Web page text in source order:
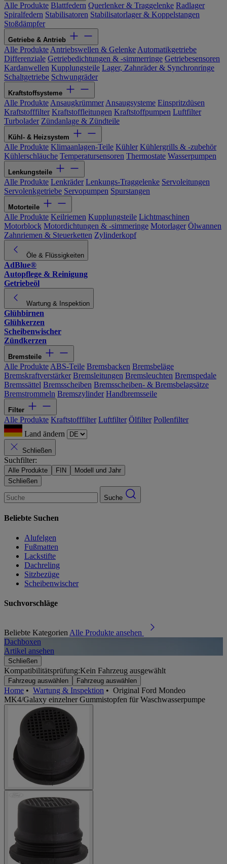
Alle Produkte Blattfedern Querlenker & Traggelenke Radlager
Spiralfedern Stabilisatoren Stabilisatorlager & Koppelstangen
Stoßdämpfer
Getriebe & Antrieb
Alle Produkte Antriebswellen & Gelenke Automatikgetriebe
Differenziale Getriebedichtungen & -simmerringe Getriebesensoren
Kardanwellen Kupplungsteile Lager, Zahnräder & Synchronringe
Schaltgetriebe Schwungräder
Kraftstoffsysteme
Alle Produkte Ansaugkrümmer Ansaugsysteme Einspritzdüsen
Kraftstofffilter Kraftstoffleitungen Kraftstoffpumpen Luftfilter
Turbolader Zündanlage & Zündteile
Kühl- & Heizsystem
Alle Produkte Klimaanlagen-Teile Kühler Kühlergrills & -zubehör
Kühlerschläuche Temperatursensoren Thermostate Wasserpumpen
Lenkungsteile
Alle Produkte Lenkräder Lenkungs-Traggelenke Servoleitungen
Servolenkgetriebe Servopumpen Spurstangen
Motorteile
Alle Produkte Keilriemen Kupplungsteile Lichtmaschinen
Motorblock Motordichtungen & -simmeringe Motorlager Ölwannen
Zahnriemen & Steuerketten Zylinderkopf
Öle & Flüssigkeiten
AdBlue®
Autopflege & Reinigung
Getriebeöl
Wartung & Inspektion
Glühbirnen
Glühkerzen
Scheibenwischer
Zündkerzen
Bremsteile
Alle Produkte ABS-Teile Bremsbacken Bremsbeläge
Bremskraftverstärker Bremsleitungen Bremsleuchten Bremspedale
Bremssättel Bremsscheiben Bremsscheiben- & Bremsbelagsätze
Bremstrommeln Bremszylinder Handbremsseile
Filter
Alle Produkte Kraftstofffilter Luftfilter Ölfilter Pollenfilter
Land ändern
Schließen
Suchfilter:
Alle Produkte FIN
Modell und Jahr
Schließen
Suche
Beliebte Suchen
Alufelgen
Fußmatten
Lackstifte
Dachreling
Sitzbezüge
Scheibenwischer
Suchvorschläge
Beliebte Kategorien Alle Produkte ansehen
Dachboxen
Artikel ansehen
Schließen
Kompatibilitätsprüfung:Kein Fahrzeug ausgewählt
Fahrzeug auswählen Fahrzeug auswählen
Home • Wartung & Inspektion • Original Ford Mondeo
MK4/Galaxy einzelner Gummistopfen für Waschwasserpumpe